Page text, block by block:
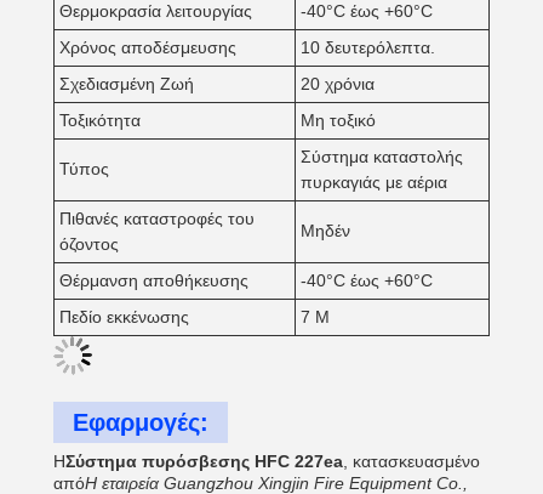
Θερμοκρασία λειτουργίας
-40°C έως +60°C
Χρόνος αποδέσμευσης
10 δευτερόλεπτα.
Σχεδιασμένη Ζωή
20 χρόνια
Τοξικότητα
Μη τοξικό
Τύπος
Σύστημα καταστολής
πυρκαγιάς με αέρια
Πιθανές καταστροφές του
όζοντος
Μηδέν
Θέρμανση αποθήκευσης
-40°C έως +60°C
Πεδίο εκκένωσης
7 M
Εφαρμογές:
ΗΣύστημα πυρόσβεσης HFC 227ea , κατασκευασμένο
απόΗ εταιρεία Guangzhou Xingjin Fire Equipment Co.,